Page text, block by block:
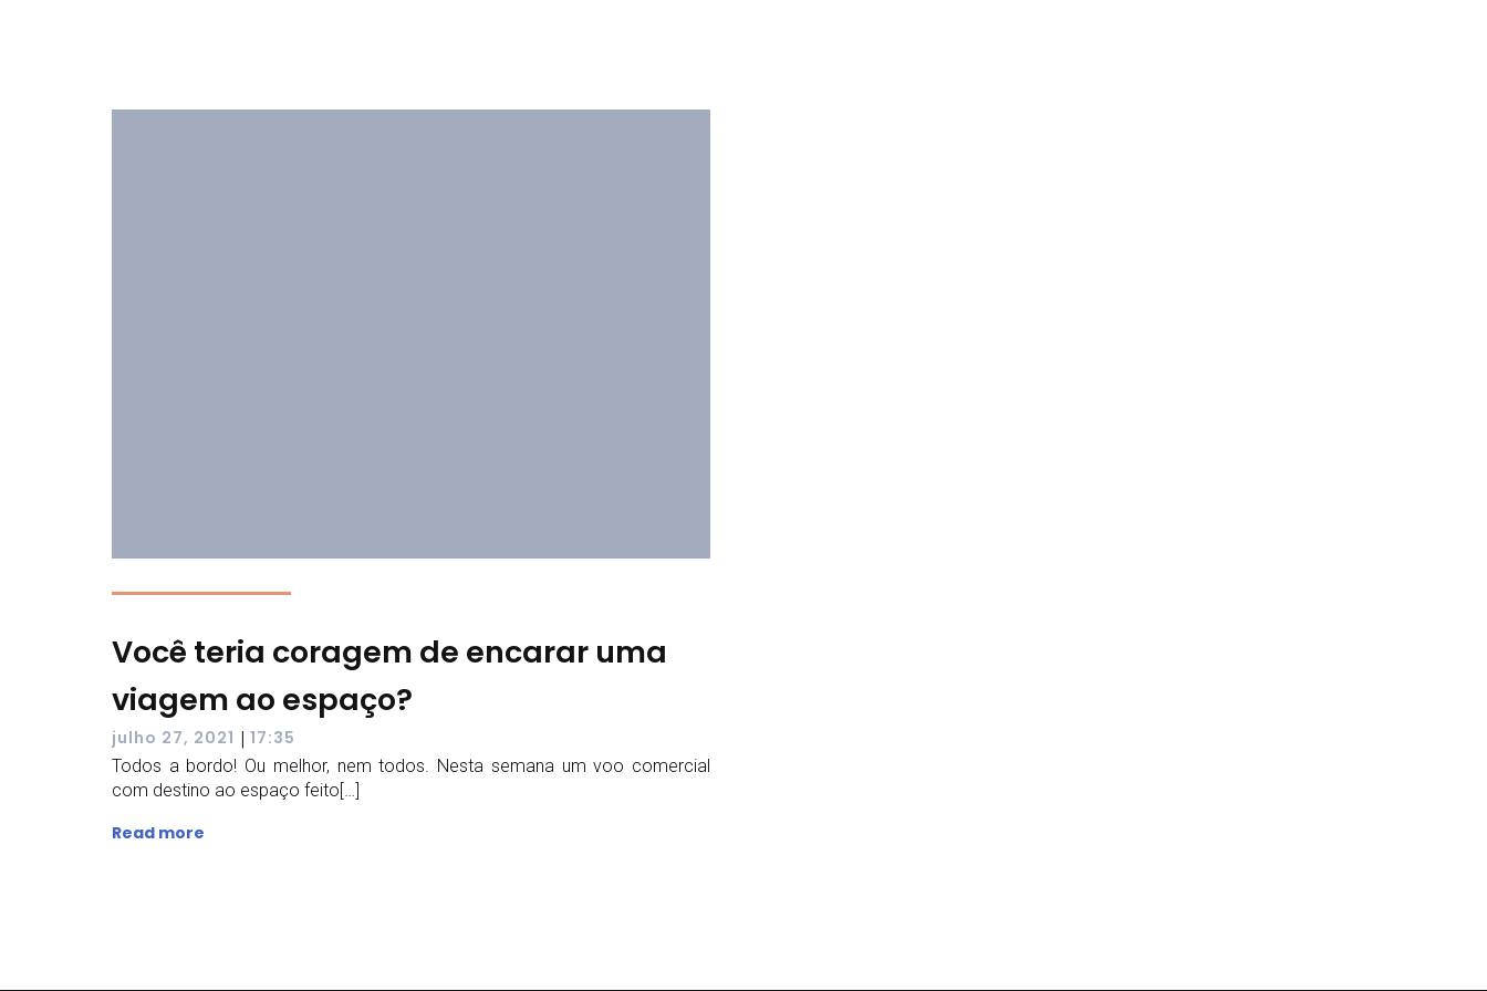
Você teria coragem de encarar uma
viagem ao espaço?
julho 27, 2021 | 17:35
Todos a bordo! Ou melhor, nem todos. Nesta semana um voo comercial
com destino ao espaço feito[…]
Read more